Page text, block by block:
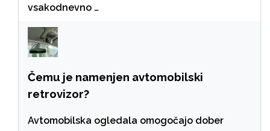
vsakodnevno …
Čemu je namenjen avtomobilski
retrovizor?
Avtomobilska ogledala omogočajo dober